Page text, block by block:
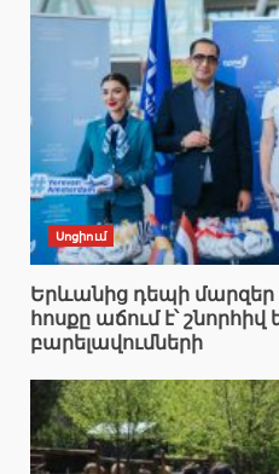
Սոցիում
Երևանից դեպի
հոսքը աճում է՝
բարելավումների